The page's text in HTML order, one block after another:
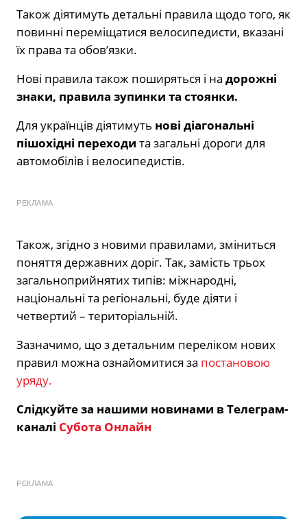
Також діятимуть детальні правила щодо того, як
повинні переміщатися велосипедисти, вказані
їх права та обов’язки.
Нові правила також поширяться і на дорожні
знаки, правила зупинки та стоянки.
Для українців діятимуть нові діагональні
пішохідні переходи та загальні дороги для
автомобілів і велосипедистів.
РЕКЛАМА
Також, згідно з новими правилами, зміниться
поняття державних доріг. Так, замість трьох
загальноприйнятих типів: міжнародні,
національні та регіональні, буде діяти і
четвертий – територіальній.
Зазначимо, що з детальним переліком нових
правил можна ознайомитися за постановою
уряду.
Слідкуйте за нашими новинами в Телеграм-
каналі Субота Онлайн
РЕКЛАМА